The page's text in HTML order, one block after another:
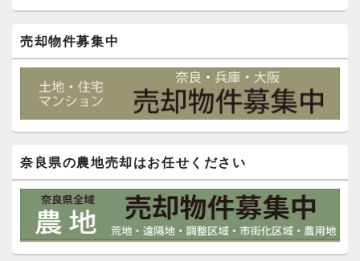
ア売却物件募集中
奈良県の農地売却はお任せください